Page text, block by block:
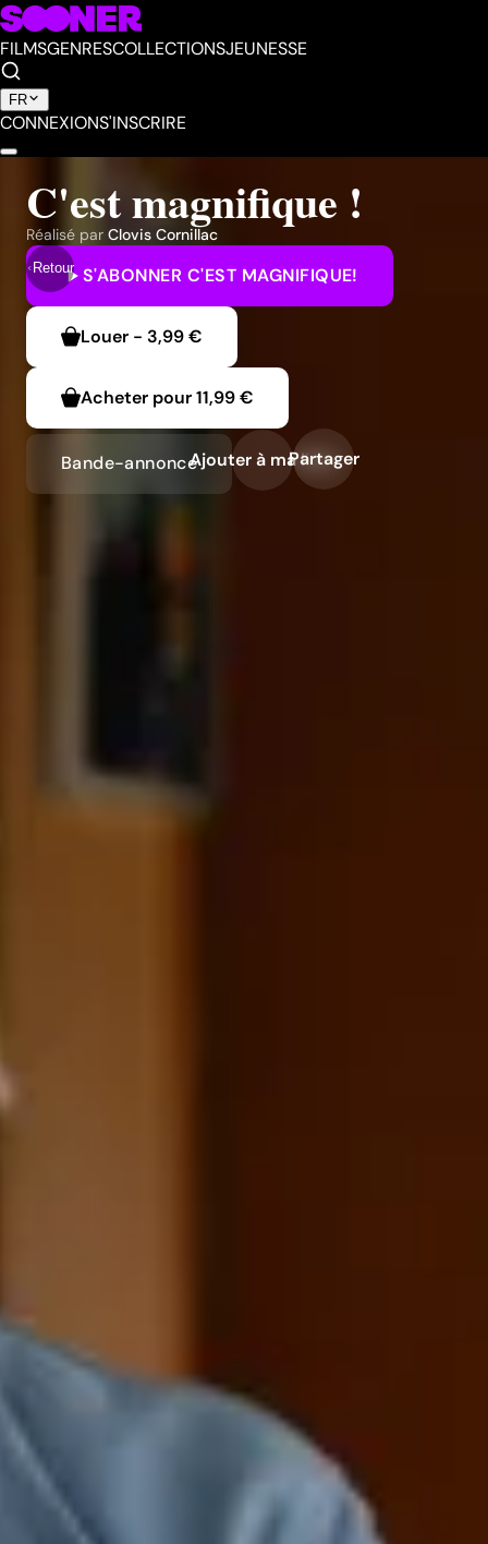
FILMSGENRESCOLLECTIONSJEUNESSE
FR
CONNEXIONS'INSCRIRE
Retour
C'est magnifique !
Réalisé par Clovis Cornillac
S'ABONNER C'EST MAGNIFIQUE!
Louer - 3,99 €
Acheter pour11,99 €
Bande-annonceAjouter à ma liste
Partager